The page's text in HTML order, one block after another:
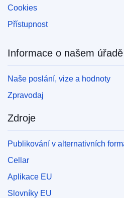
Cookies
Přístupnost
Informace o našem úřadě
Naše poslání, vize a hodnoty
Zpravodaj
Zdroje
Publikování v alternativních
Cellar
Aplikace EU
Slovníky EU